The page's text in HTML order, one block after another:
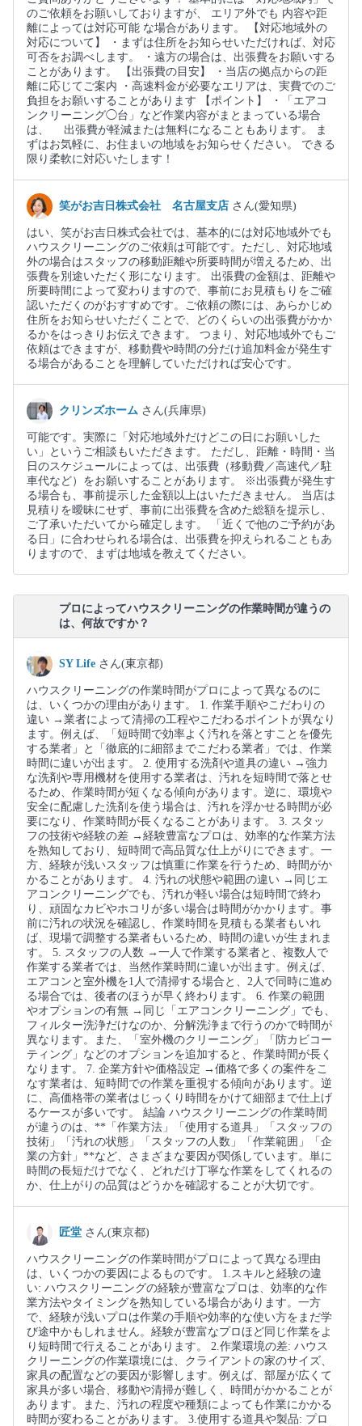
のご依頼をお願いしておりますが、 エリア外でも 内容や距
離によっては対応可能 な場合があります。 【対応地域外の
対応について】 ・まずは住所をお知らせいただければ、対応
可否をお調べします。 ・遠方の場合は、出張費をお願いする
ことがあります。 【出張費の目安】 ・当店の拠点からの距
離に応じてご案内 ・高速料金が必要なエリアは、実費でのご
負担をお願いすることがあります 【ポイント】 ・「エアコ
ンクリーニング◯台」など作業内容がまとまっている場合
は、 出張費が軽減または無料になることもあります。 ま
ずはお気軽に、お住まいの地域をお知らせください。 できる
限り柔軟に対応いたします！
笑がお吉日株式会社 名古屋支店 さん(愛知県)
はい、笑がお吉日株式会社では、基本的には対応地域外でも
ハウスクリーニングのご依頼は可能です。ただし、対応地域
外の場合はスタッフの移動距離や所要時間が増えるため、出
張費を別途いただく形になります。 出張費の金額は、距離や
所要時間によって変わりますので、事前にお見積もりをご確
認いただくのがおすすめです。ご依頼の際には、あらかじめ
住所をお知らせいただくことで、どのくらいの出張費がかか
るかをはっきりお伝えできます。 つまり、対応地域外でもご
依頼はできますが、移動費や時間の分だけ追加料金が発生す
る場合があることを理解していただければ安心です。
クリンズホーム さん(兵庫県)
可能です。実際に「対応地域外だけどこの日にお願いした
い」というご相談もいただきます。 ただし、距離・時間・当
日のスケジュールによっては、出張費（移動費／高速代／駐
車代など）をお願いすることがあります。 ※出張費が発生す
る場合も、事前提示した金額以上はいただきません。 当店は
見積りを曖昧にせず、事前に出張費を含めた総額を提示し、
ご了承いただいてから確定します。 「近くで他のご予約があ
る日」に合わせられる場合は、出張費を抑えられることもあ
りますので、まずは地域を教えてください。
プロによってハウスクリーニングの作業時間が違うの
は、何故ですか？
SY Life さん(東京都)
ハウスクリーニングの作業時間がプロによって異なるのに
は、いくつかの理由があります。 1. 作業手順やこだわりの
違い →業者によって清掃の工程やこだわるポイントが異なり
ます。例えば、「短時間で効率よく汚れを落とすことを優先
する業者」と「徹底的に細部までこだわる業者」では、作業
時間に違いが出ます。 2. 使用する洗剤や道具の違い →強力
な洗剤や専用機材を使用する業者は、汚れを短時間で落とせ
るため、作業時間が短くなる傾向があります。逆に、環境や
安全に配慮した洗剤を使う場合は、汚れを浮かせる時間が必
要になり、作業時間が長くなることがあります。 3. スタッ
フの技術や経験の差 →経験豊富なプロは、効率的な作業方法
を熟知しており、短時間で高品質な仕上がりにできます。一
方、経験が浅いスタッフは慎重に作業を行うため、時間がか
かることがあります。 4. 汚れの状態や範囲の違い →同じエ
アコンクリーニングでも、汚れが軽い場合は短時間で終わ
り、頑固なカビやホコリが多い場合は時間がかかります。事
前に汚れの状況を確認し、作業時間を見積もる業者もいれ
ば、現場で調整する業者もいるため、時間の違いが生まれま
す。 5. スタッフの人数 →一人で作業する業者と、複数人で
作業する業者では、当然作業時間に違いが出ます。例えば、
エアコンと室外機を1人で清掃する場合と、2人で同時に進め
る場合では、後者のほうが早く終わります。 6. 作業の範囲
やオプションの有無 →同じ「エアコンクリーニング」でも、
フィルター洗浄だけなのか、分解洗浄まで行うのかで時間が
異なります。また、「室外機のクリーニング」「防カビコー
ティング」などのオプションを追加すると、作業時間が長く
なります。 7. 企業方針や価格設定 →価格で多くの案件をこ
なす業者は、短時間での作業を重視する傾向があります。逆
に、高価格帯の業者はじっくり時間をかけて細部まで仕上げ
るケースが多いです。 結論 ハウスクリーニングの作業時間
が違うのは、**「作業方法」「使用する道具」「スタッフの
技術」「汚れの状態」「スタッフの人数」「作業範囲」「企
業の方針」**など、さまざまな要因が関係しています。単に
時間の長短だけでなく、どれだけ丁寧な作業をしてくれるの
か、仕上がりの品質はどうかを確認することが大切です。
匠堂 さん(東京都)
ハウスクリーニングの作業時間がプロによって異なる理由
は、いくつかの要因によるものです。 1.スキルと経験の違
い: ハウスクリーニングの経験が豊富なプロは、効率的な作
業方法やタイミングを熟知している場合があります。一方
で、経験が浅いプロは作業の手順や効率的な使い方をまだ学
び途中かもしれません。経験が豊富なプロほど同じ作業をよ
り短時間で行えることがあります。 2.作業環境の差: ハウス
クリーニングの作業環境には、クライアントの家のサイズ、
家具の配置などの要因が影響します。例えば、部屋が広くて
家具が多い場合、移動や清掃が難しく、時間がかかることが
あります。また、汚れの程度や種類によっても作業にかかる
時間が変わることがあります。 3.使用する道具や製品: プロ